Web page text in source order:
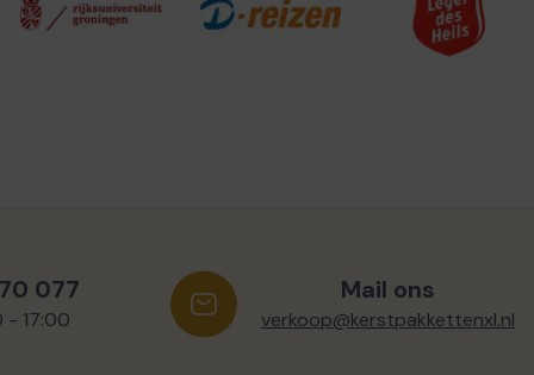
077
- 17:00
Mail ons
verkoop@kerstpakkettenxl.nl